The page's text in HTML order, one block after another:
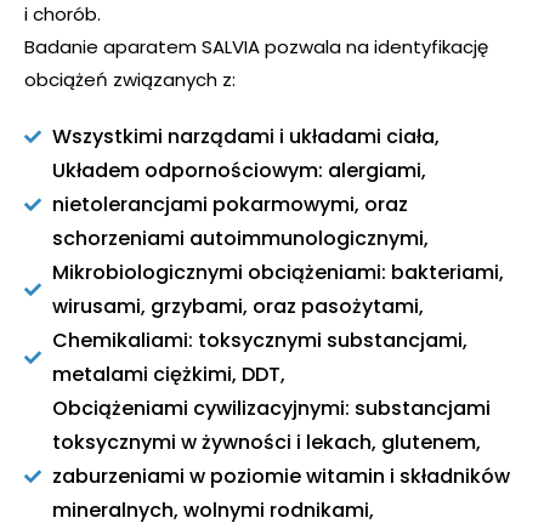
i chorób.
Badanie aparatem SALVIA pozwala na identyfikację
obciążeń związanych z:
Wszystkimi narządami i układami ciała,
Układem odpornościowym: alergiami,
nietolerancjami pokarmowymi, oraz
schorzeniami autoimmunologicznymi,
Mikrobiologicznymi obciążeniami: bakteriami,
wirusami, grzybami, oraz pasożytami,
Chemikaliami: toksycznymi substancjami,
metalami ciężkimi, DDT,
Obciążeniami cywilizacyjnymi: substancjami
toksycznymi w żywności i lekach, glutenem,
zaburzeniami w poziomie witamin i składników
mineralnych, wolnymi rodnikami,